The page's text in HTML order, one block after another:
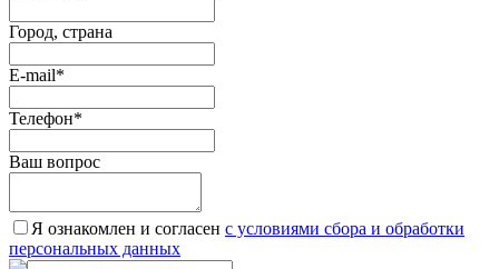
Город, страна
E-mail*
Телефон*
Ваш вопрос
Я ознакомлен и согласен c условиями сбора и обработки
персональных данных